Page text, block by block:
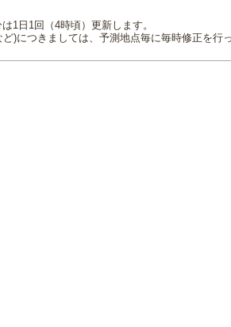
1日1回（4時頃）更新します。
)につきましては、予測地点毎に毎時修正を行っ